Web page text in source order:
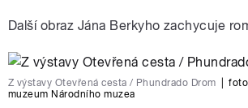
Další obraz Jána Berkyho zachycuje
Z výstavy Otevřená cesta / Phundrado Drom
muzeum Národního muzea